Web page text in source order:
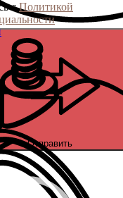
сПолитикой
Отправить